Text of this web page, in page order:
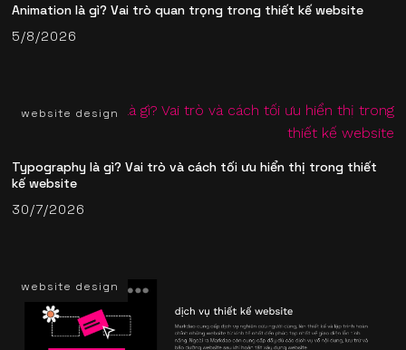
Animation là gì? Vai trò quan trọng trong thiết kế website
5/8/2026
website design
Typography là gì? Vai trò và cách tối ưu hiển thị trong thiết
kế website
30/7/2026
website design